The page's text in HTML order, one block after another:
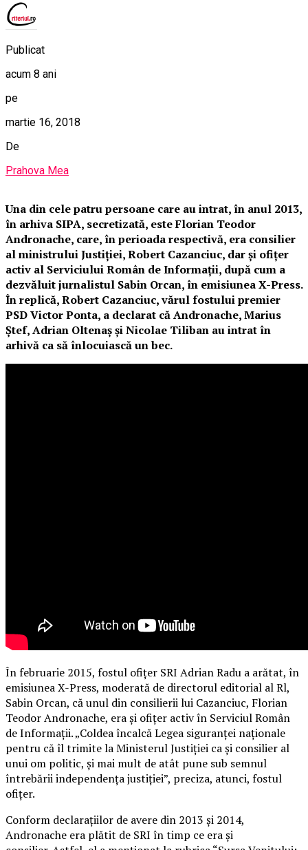
Publicat
acum 8 ani
pe
martie 16, 2018
De
Prahova Mea
Una din cele patru persoane care au intrat, în anul 2013,
în arhiva SIPA, secretizată, este Florian Teodor
Andronache, care, în perioada respectivă, era consilier
al ministrului Justiției, Robert Cazanciuc, dar și ofițer
activ al Serviciului Român de Informații, după cum a
dezvăluit jurnalistul Sabin Orcan, în emisiunea X-Press.
În replică, Robert Cazanciuc, vărul fostului premier
PSD Victor Ponta, a declarat că Andronache, Marius
Ștef, Adrian Oltenaș și Nicolae Tiliban au intrat în
arhivă ca să înlocuiască un bec.
În februarie 2015, fostul ofițer SRI Adrian Radu a arătat, în
emisiunea X-Press, moderată de directorul editorial al Rl,
Sabin Orcan, că unul din consilierii lui Cazanciuc, Florian
Teodor Andronache, era și ofițer activ în Serviciul Român
de Informații. „Coldea încalcă Legea siguranței naționale
pentru că îl trimite la Ministerul Justiției ca și consilier al
unui om politic, și mai mult de atât pune sub semnul
întrebării independența justiției”, preciza, atunci, fostul
ofițer.
Conform declarațiilor de avere din 2013 și 2014,
Andronache era plătit de SRI în timp ce era și